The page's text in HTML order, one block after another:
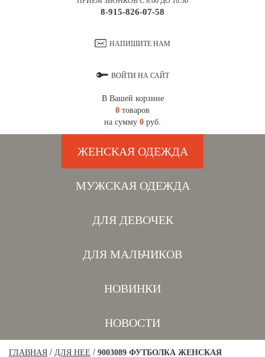
8-915-826-07-58
НАПИШИТЕ НАМ
ВОЙТИ НА САЙТ
В Вашей корзине
0 товаров
на сумму 0 руб.
ЖЕНСКАЯ ОДЕЖДА
МУЖСКАЯ ОДЕЖДА
ДЛЯ ДЕВОЧЕК
ДЛЯ МАЛЬЧИКОВ
НОВИНКИ
НОВОСТИ
ГЛАВНАЯ / ДЛЯ НЕЕ / 9003089 ФУТБОЛКА ЖЕНСКАЯ